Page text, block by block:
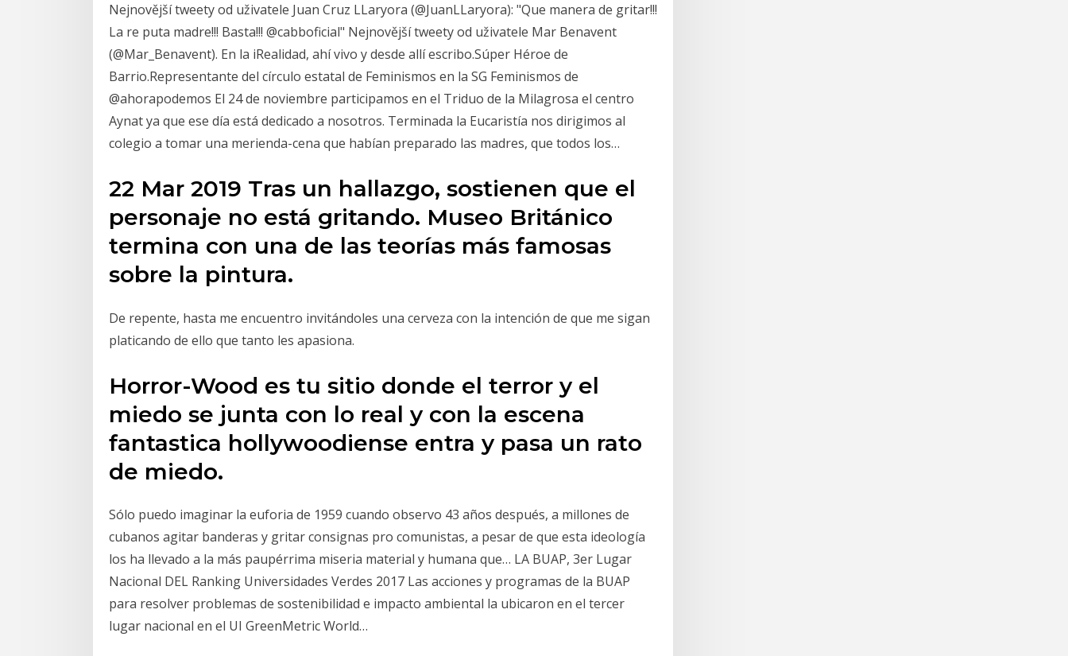
Nejnovější tweety od uživatele Juan Cruz LLaryora (@JuanLLaryora): "Que manera de gritar!!!
La re puta madre!!! Basta!!! @cabboficial" Nejnovější tweety od uživatele Mar Benavent
(@Mar_Benavent). En la iRealidad, ahí vivo y desde allí escribo.Súper Héroe de
Barrio.Representante del círculo estatal de Feminismos en la SG Feminismos de
@ahorapodemos El 24 de noviembre participamos en el Triduo de la Milagrosa el centro
Aynat ya que ese día está dedicado a nosotros. Terminada la Eucaristía nos dirigimos al
colegio a tomar una merienda-cena que habían preparado las madres, que todos los…
22 Mar 2019 Tras un hallazgo, sostienen que el
personaje no está gritando. Museo Británico
termina con una de las teorías más famosas
sobre la pintura.
De repente, hasta me encuentro invitándoles una cerveza con la intención de que me sigan
platicando de ello que tanto les apasiona.
Horror-Wood es tu sitio donde el terror y el
miedo se junta con lo real y con la escena
fantastica hollywoodiense entra y pasa un rato
de miedo.
Sólo puedo imaginar la euforia de 1959 cuando observo 43 años después, a millones de
cubanos agitar banderas y gritar consignas pro comunistas, a pesar de que esta ideología
los ha llevado a la más paupérrima miseria material y humana que… LA BUAP, 3er Lugar
Nacional DEL Ranking Universidades Verdes 2017 Las acciones y programas de la BUAP
para resolver problemas de sostenibilidad e impacto ambiental la ubicaron en el tercer
lugar nacional en el UI GreenMetric World…